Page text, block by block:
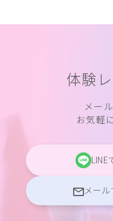
体験
メー
お気軽
LINE
メー